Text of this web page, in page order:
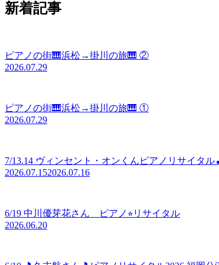
新着記事
ピアノの街🎹浜松→掛川の旅🎹 ②
2026.07.29
ピアノの街🎹浜松→掛川の旅🎹 ①
2026.07.29
7/13.14 ヴィンセント・オンくんピアノリサイタル
2026.07.152026.07.16
6/19 中川優芽花さん ピアノ⭐︎リサイタル
2026.06.20